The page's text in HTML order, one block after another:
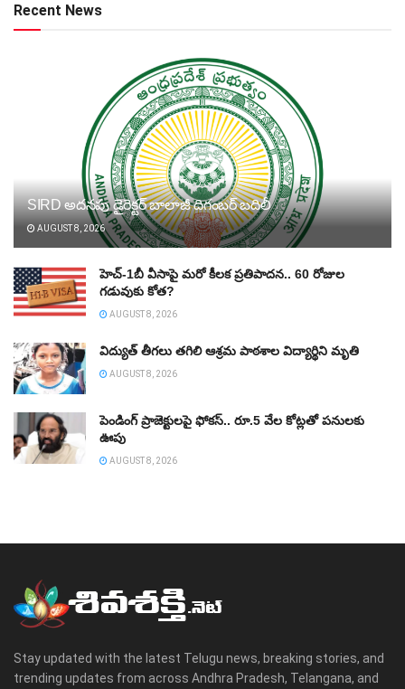
Recent News
SIRD అదనపు డైరెక్టర్‌ బాలాజీ దిగంబర్‌ బదిలీ
AUGUST 8, 2026
హెచ్‌-1బీ వీసాపై మరో కీలక ప్రతిపాదన.. 60 రోజుల
గడువుకు కోత?
AUGUST 8, 2026
విద్యుత్‌ తీగలు తగిలి ఆశ్రమ పాఠశాల విద్యార్థిని మృతి
AUGUST 8, 2026
పెండింగ్‌ ప్రాజెక్టులపై ఫోకస్‌.. రూ.5 వేల కోట్లతో పనులకు
ఊపు
AUGUST 8, 2026
Stay updated with the latest Telugu news, breaking stories, and
trending updates from across Andhra Pradesh, Telangana, and